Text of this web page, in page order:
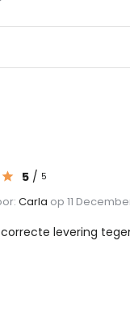
5 / 5
Carla op 11
levering